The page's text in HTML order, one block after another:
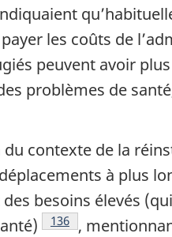
les coûts de
peuvent avoir
problèmes de
contexte de la
à plus
besoins élevés
Notes de bas de page
136 ,